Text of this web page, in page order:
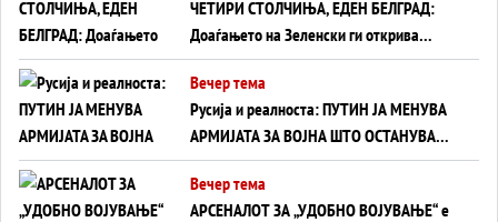
ЧЕТИРИ СТОЛЧИЊА, ЕДЕН БЕЛГРАД:
Доаѓањето на Зеленски ги открива
тајните на политиката на балансирање
на Вучиќ
Вечер тема
Русија и реалноста: ПУТИН ЈА МЕНУВА
АРМИЈАТА ЗА ВОЈНА ШТО ОСТАНУВА
БЕЗ ФРОНТ
Вечер тема
АРСЕНАЛОТ ЗА „УДОБНО ВОЈУВАЊЕ“ е